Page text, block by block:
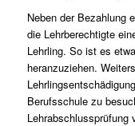
Neben der Bezahlung
die Lehrberechtigte
Lehrling. So ist es
heranzuziehen.
Berufsschule zu
Lehrabschlussprüfung